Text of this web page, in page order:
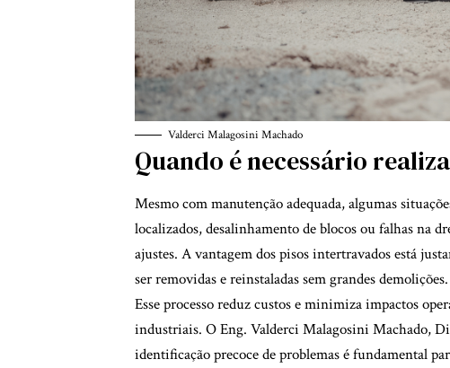
Valderci Malagosini Machado
Quando é necessário
Mesmo com manutenção adequada, algumas
localizados, desalinhamento de blocos ou falhas na
ajustes. A vantagem dos pisos intertravados está
ser removidas e reinstaladas sem grandes demolições.
Esse processo reduz custos e minimiza impactos
industriais. O Eng. Valderci Malagosini Machado,
identificação precoce de problemas é fundamental